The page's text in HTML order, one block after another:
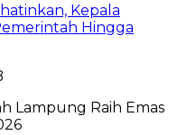
Kepala
Hingga